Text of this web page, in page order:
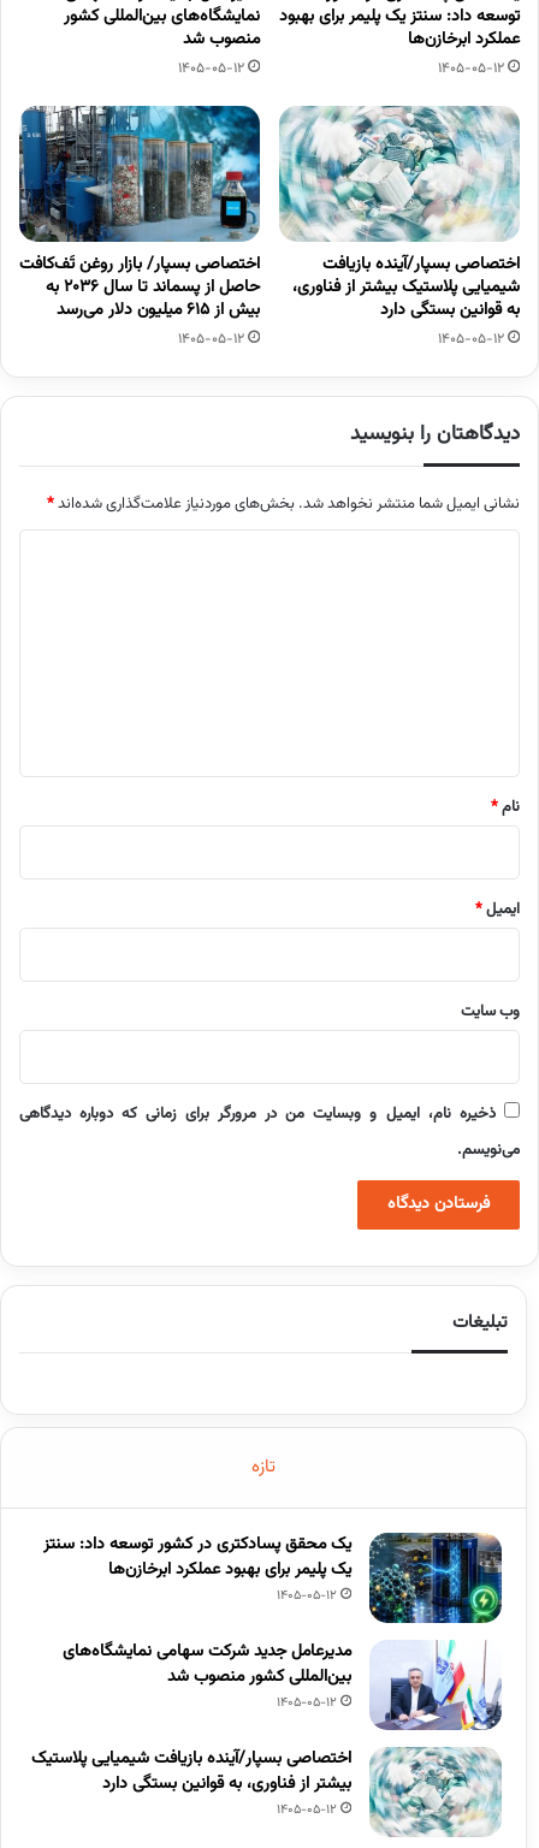
توسعه داد: سنتز یک پلیمر برای بهبود
عملکرد ابرخازن‌ها
1405-05-12
نمایشگاه‌های بین‌المللی کشور
منصوب شد
1405-05-12
اختصاصی بسپار/آینده بازیافت
شیمیایی پلاستیک بیشتر از فناوری،
به قوانین بستگی دارد
1405-05-12
اختصاصی بسپار/ بازار روغن تَف‌کافت
حاصل از پسماند تا سال ۲۰۳۶ به
بیش از ۶۱۵ میلیون دلار می‌رسد
1405-05-12
دیدگاهتان را بنویسید
نشانی ایمیل شما منتشر نخواهد شد. بخش‌های موردنیاز علامت‌گذاری شده‌اند*
نام*
ایمیل*
وب‌ سایت
ذخیره نام، ایمیل و وبسایت من در مرورگر برای زمانی که دوباره دیدگاهی
می‌نویسم.
تبلیغات
تازه
یک محقق پسادکتری در کشور توسعه داد: سنتز
یک پلیمر برای بهبود عملکرد ابرخازن‌ها
1405-05-12
مدیرعامل جدید شرکت سهامی نمایشگاه‌های
بین‌المللی کشور منصوب شد
1405-05-12
اختصاصی بسپار/آینده بازیافت شیمیایی پلاستیک
بیشتر از فناوری، به قوانین بستگی دارد
1405-05-12